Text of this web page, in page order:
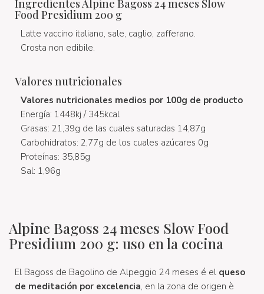
Ingredientes Alpine Bagoss 24 meses Slow
Food Presidium 200 g
Latte vaccino italiano, sale, caglio, zafferano.
Crosta non edibile.
Valores nutricionales
Valores nutricionales medios por 100g de producto
Energía: 1448kj / 345kcal
Grasas: 21,39g de las cuales saturadas 14,87g
Carbohidratos: 2,77g de los cuales azúcares 0g
Proteínas: 35,85g
Sal: 1,96g
Alpine Bagoss 24 meses Slow Food
Presidium 200 g: uso en la cocina
El Bagoss de Bagolino de Alpeggio 24 meses é el queso
de meditación por excelencia, en la zona de origen è